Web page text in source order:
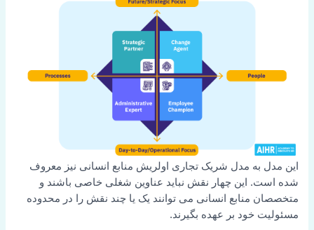
این مدل به مدل شریک تجاری اولریش منابع انسانی نیز معروف
شده است. این چهار نقش نباید عناوین شغلی خاصی باشند و
متخصصان منابع انسانی می توانند یک یا چند نقش را در محدوده
مسئولیت خود بر عهده بگیرند.